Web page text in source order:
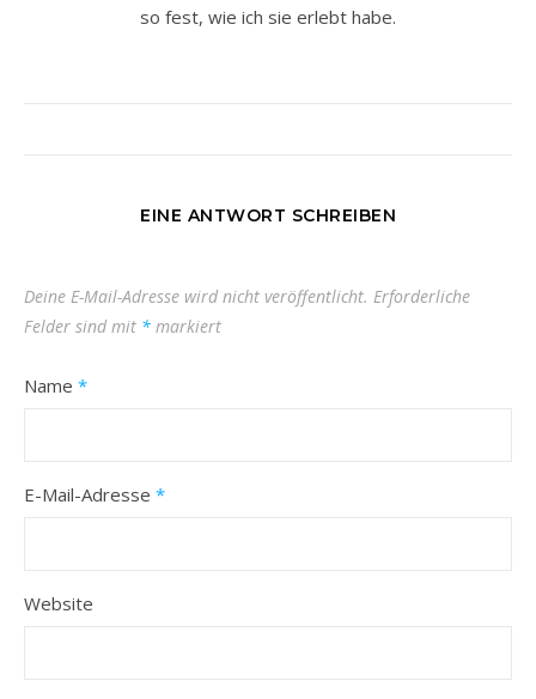
so fest, wie ich sie erlebt habe.
EINE ANTWORT SCHREIBEN
Deine E-Mail-Adresse wird nicht veröffentlicht. Erforderliche
Felder sind mit * markiert
Name *
E-Mail-Adresse *
Website